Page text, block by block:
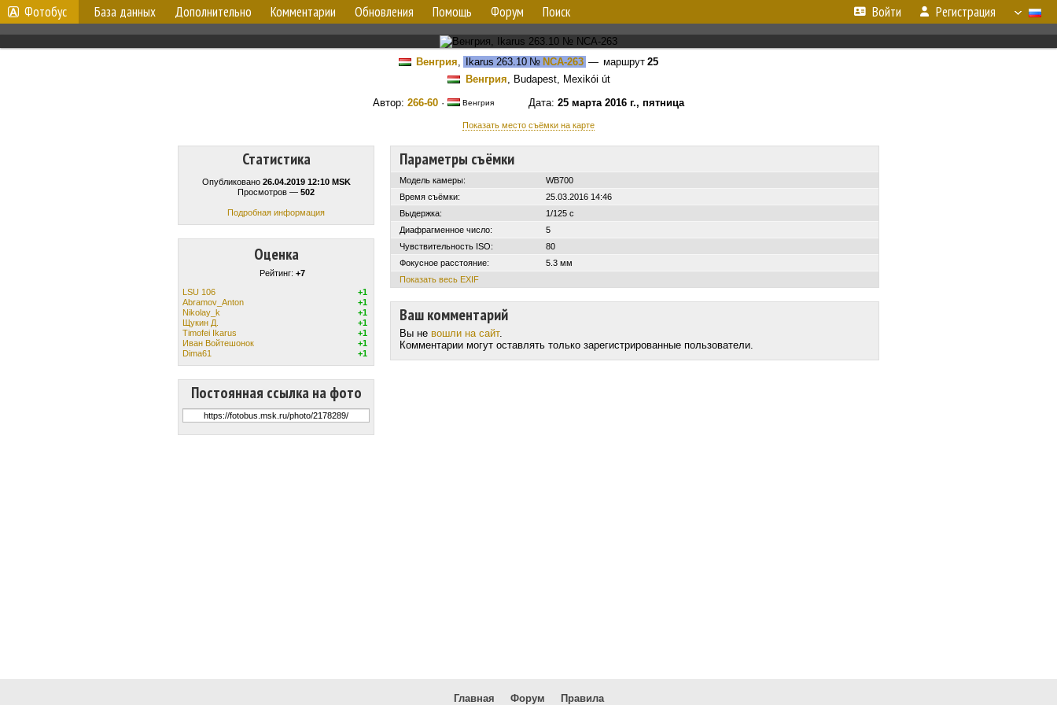
Фотобус База данных Дополнительно Комментарии Обновления Помощь Форум Поиск Войти Регистрация
Венгрия, Ikarus 263.10 № NCA-263 — маршрут 25
Венгрия, Budapest, Mexikói út
Автор: 266-60 · Венгрия Дата: 25 марта 2016 г., пятница
Показать место съёмки на карте
Статистика
Опубликовано 26.04.2019 12:10 MSK
Просмотров — 502
Подробная информация
Оценка
Рейтинг: +7
LSU 106
+1
Abramov_Anton
+1
Nikolay_k
+1
Щукин Д.
+1
Timofei Ikarus
+1
Иван Войтешонок
+1
Dima61
+1
Постоянная ссылка на фото
Параметры съёмки
Модель камеры:
WB700
Время съёмки:
25.03.2016 14:46
Выдержка:
1/125 с
Диафрагменное число:
5
Чувствительность ISO:
80
Фокусное расстояние:
5.3 мм
Показать весь EXIF
Ваш комментарий
Вы не вошли на сайт.
Комментарии могут оставлять только зарегистрированные пользователи.
Главная Форум Правила